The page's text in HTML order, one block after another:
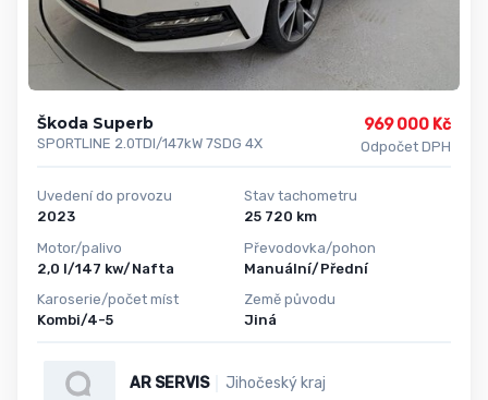
Škoda Superb
SPORTLINE 2.0TDI/147kW 7SDG 4X
969 000 Kč
Odpočet DPH
Uvedení do provozu
2023
Motor/palivo
2,0 l/147 kw/Nafta
Karoserie/počet míst
Kombi/4-5
Stav tachometru
25 720 km
Převodovka/pohon
Manuální/Přední
Země původu
Jiná
AR SERVIS Jihočeský kraj